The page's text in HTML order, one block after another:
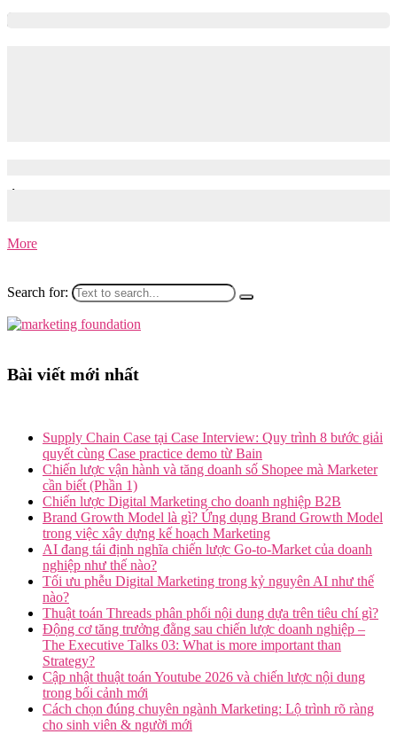
More
Search for:
Bài viết mới nhất
Supply Chain Case tại Case Interview: Quy trình 8 bước giải
quyết cùng Case practice demo từ Bain
Chiến lược vận hành và tăng doanh số Shopee mà Marketer
cần biết (Phần 1)
Chiến lược Digital Marketing cho doanh nghiệp B2B
Brand Growth Model là gì? Ứng dụng Brand Growth Model
trong việc xây dựng kế hoạch Marketing
AI đang tái định nghĩa chiến lược Go-to-Market của doanh
nghiệp như thế nào?
Tối ưu phễu Digital Marketing trong kỷ nguyên AI như thế
nào?
Thuật toán Threads phân phối nội dung dựa trên tiêu chí gì?
Động cơ tăng trưởng đằng sau chiến lược doanh nghiệp –
The Executive Talks 03: What is more important than
Strategy?
Cập nhật thuật toán Youtube 2026 và chiến lược nội dung
trong bối cảnh mới
Cách chọn đúng chuyên ngành Marketing: Lộ trình rõ ràng
cho sinh viên & người mới